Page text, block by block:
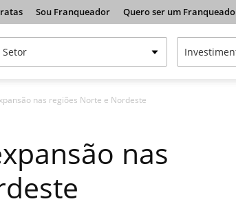
Sou Franqueador Quero ser um Franqueado
nas regiões Norte e Nordeste
nas